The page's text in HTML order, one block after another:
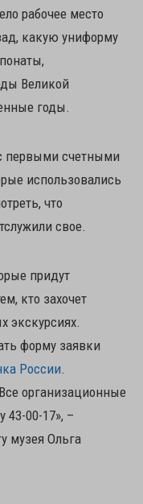
рабочее место
какую униформу
Великой
годы.
первыми счетными
использовались
что
свое.
придут
кто захочет
экскурсиях.
форму заявки
России.
организационные
43-00-17», –
музея Ольга